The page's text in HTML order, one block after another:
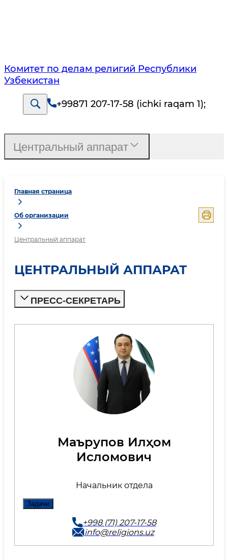
Комитет по делам религий Республики
Узбекистан
+99871 207-17-58 (ichki raqam 1);
Главная страница
Об организации
Центральный аппарат
ЦЕНТРАЛЬНЫЙ АППАРАТ
ПРЕСС-СЕКРЕТАРЬ
Маърупов Илҳом
Исломович
Начальник отдела
Задачи
+998 (71) 207-17-58
info@religions.uz
Центральный аппарат